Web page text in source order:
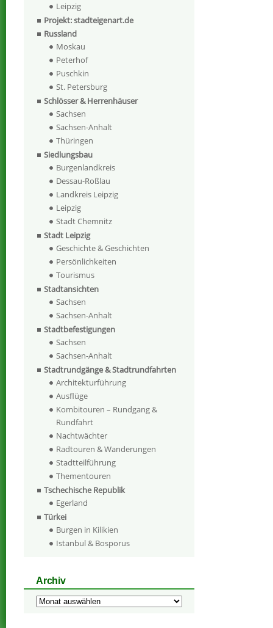
Leipzig
Projekt: stadteigenart.de
Russland
Moskau
Peterhof
Puschkin
St. Petersburg
Schlösser & Herrenhäuser
Sachsen
Sachsen-Anhalt
Thüringen
Siedlungsbau
Burgenlandkreis
Dessau-Roßlau
Landkreis Leipzig
Leipzig
Stadt Chemnitz
Stadt Leipzig
Geschichte & Geschichten
Persönlichkeiten
Tourismus
Stadtansichten
Sachsen
Sachsen-Anhalt
Stadtbefestigungen
Sachsen
Sachsen-Anhalt
Stadtrundgänge & Stadtrundfahrten
Architekturführung
Ausflüge
Kombitouren – Rundgang &
Rundfahrt
Nachtwächter
Radtouren & Wanderungen
Stadtteilführung
Thementouren
Tschechische Republik
Egerland
Türkei
Burgen in Kilikien
Istanbul & Bosporus
Archiv
Archiv